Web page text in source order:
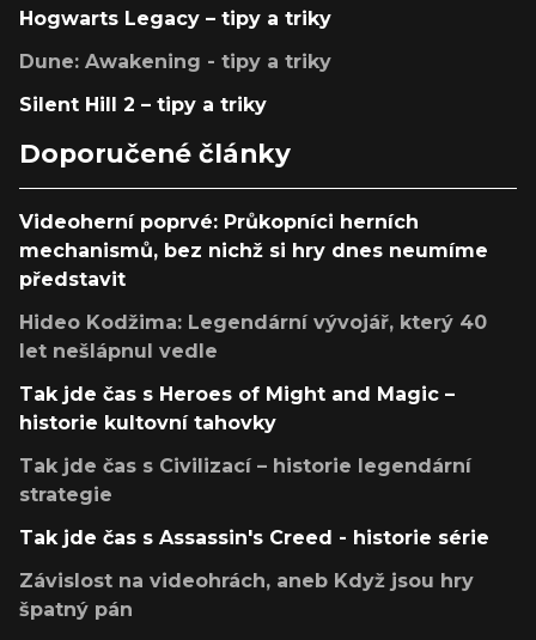
Hogwarts Legacy – tipy a triky
Dune: Awakening - tipy a triky
Silent Hill 2 – tipy a triky
Doporučené články
Videoherní poprvé: Průkopníci herních
mechanismů, bez nichž si hry dnes neumíme
představit
Hideo Kodžima: Legendární vývojář, který 40
let nešlápnul vedle
Tak jde čas s Heroes of Might and Magic –
historie kultovní tahovky
Tak jde čas s Civilizací – historie legendární
strategie
Tak jde čas s Assassin's Creed - historie série
Závislost na videohrách, aneb Když jsou hry
špatný pán